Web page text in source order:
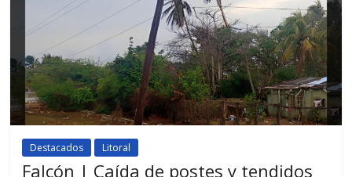
Destacados Litoral
Falcón | Caída de postes y tendidos